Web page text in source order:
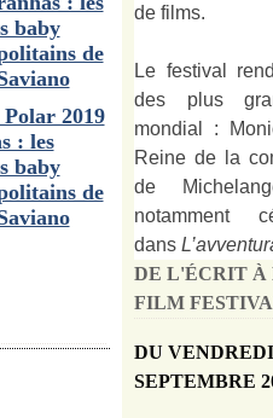
2019
: les
baby
de
de films.
Le festival
des plus
mondial :
Reine de la
de
notamment
dans L’
DE L'ÉCRIT À
FILM
DU
SEPTEMBRE